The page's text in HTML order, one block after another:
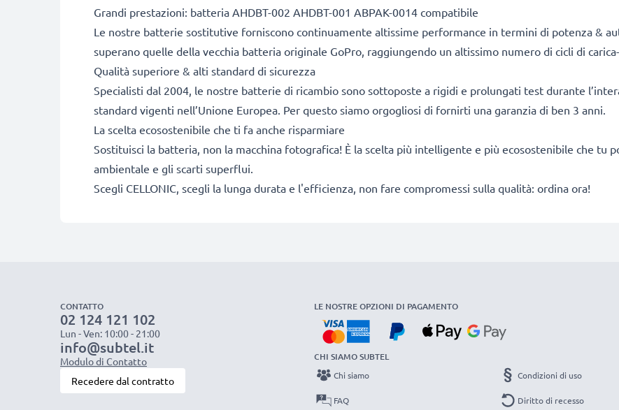
Grandi prestazioni: batteria AHDBT-002 AHDBT-001 ABPAK-0014 compatibile
Le nostre batterie sostitutive forniscono continuamente altissime performance in termini di potenza &
superano quelle della vecchia batteria originale GoPro, raggiungendo un altissimo numero di cicli di
Qualità superiore & alti standard di sicurezza
Specialisti dal 2004, le nostre batterie di ricambio sono sottoposte a rigidi e prolungati test durante
standard vigenti nell’Unione Europea. Per questo siamo orgogliosi di fornirti una garanzia di ben 3 anni.
La scelta ecosostenibile che ti fa anche risparmiare
Sostituisci la batteria, non la macchina fotografica! È la scelta più intelligente e più ecosostenibile che tu
ambientale e gli scarti superflui.
Scegli CELLONIC, scegli la lunga durata e l'efficienza, non fare compromessi sulla qualità: ordina ora!
CONTATTO
02 124 121 102
Lun - Ven: 10:00 - 21:00
info@subtel.it
Modulo di Contatto
Recedere dal contratto
LE NOSTRE OPZIONI DI PAGAMENTO
CHI SIAMO SUBTEL
Chi siamo
FAQ
Condizioni di uso
Diritto di recesso